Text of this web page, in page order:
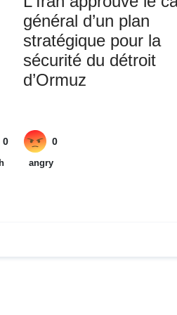
général d’un plan
stratégique pour la
sécurité du détroit
d’Ormuz